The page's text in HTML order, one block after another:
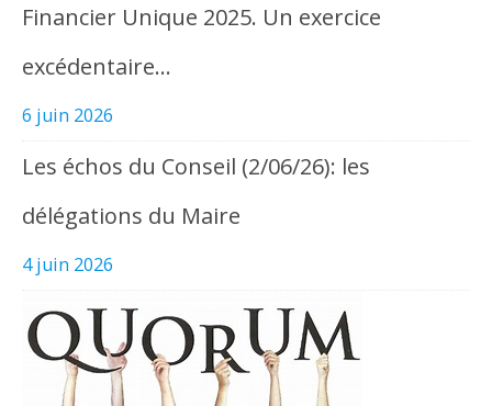
Financier Unique 2025. Un exercice
excédentaire…
6 juin 2026
Les échos du Conseil (2/06/26): les
délégations du Maire
4 juin 2026